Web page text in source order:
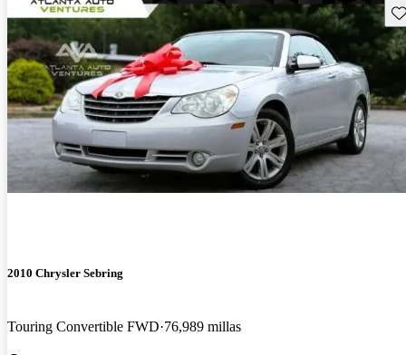
2010 Chrysler Sebring
Touring Convertible FWD 76,989 millas